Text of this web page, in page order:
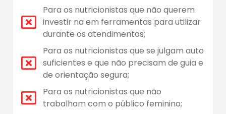
Para os nutricionistas que não querem
investir na em ferramentas para utilizar
durante os atendimentos;
Para os nutricionistas que se julgam auto
suficientes e que não precisam de guia e
de orientação segura;
Para os nutricionistas que não
trabalham com o público feminino;